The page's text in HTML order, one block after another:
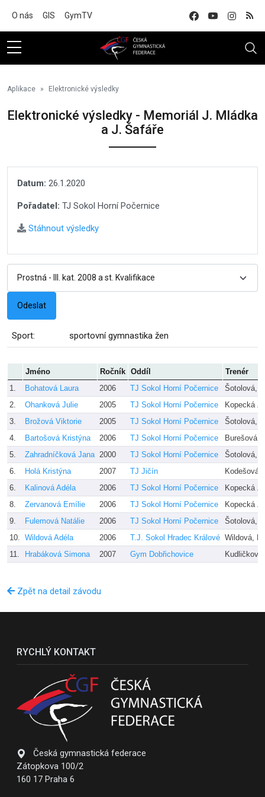
O nás GIS GymTV
Aplikace Elektronické výsledky
Elektronické výsledky - Memoriál J. Mládka
a J. Šafáře
Datum: 26.1.2020
Pořadatel: TJ Sokol Horní Počernice
Stáhnout výsledky
Sport: sportovní gymnastika žen
Jméno Ročník Oddíl
Trenér
1.
Bohatová Laura 2006 TJ Sokol Horní Počernice
Šotolová,
2.
Ohanková Julie 2005 TJ Sokol Horní Počernice
Kopecká
3.
Brožová Viktorie 2005 TJ Sokol Horní Počernice
Šotolová,
4.
Bartošová Kristýna 2006 TJ Sokol Horní Počernice
Burešová,
5.
Zahradníčková Jana 2000 TJ Sokol Horní Počernice
Šotolová,
6.
Holá Kristýna 2007 TJ Jičín
Kodešová
6.
Kalinová Adéla 2006 TJ Sokol Horní Počernice
Kopecká
8.
Zervanová Emílie 2006 TJ Sokol Horní Počernice
Kopecká
9.
Fulemová Natálie 2006 TJ Sokol Horní Počernice
Šotolová,
10. Wildová Adéla 2006 T.J. Sokol Hradec Králové Wildová,
11.
Hrabáková Simona 2007 Gym Dobřichovice Kudličková
Zpět na detail závodu
RYCHLÝ KONTAKT
Česká gymnastická federace
Zátopkova 100/2
160 17 Praha 6